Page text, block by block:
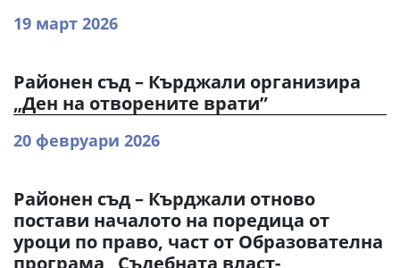
19 март 2026
Районен съд – Кърджали организира
„Ден на отворените врати”
20 февруари 2026
Районен съд – Кърджали отново
постави началото на поредица от
уроци по право, част от Образователна